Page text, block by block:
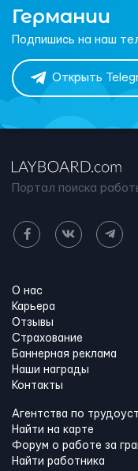
Германии
Подпишись на наш
Открыть
Портал поиска
О нас
Карьера
Отзывы
Страхование
Баннерная реклама
Наши награды
Контакты
Агентства по
Найти на карте
Форум о работе за
Найти работника